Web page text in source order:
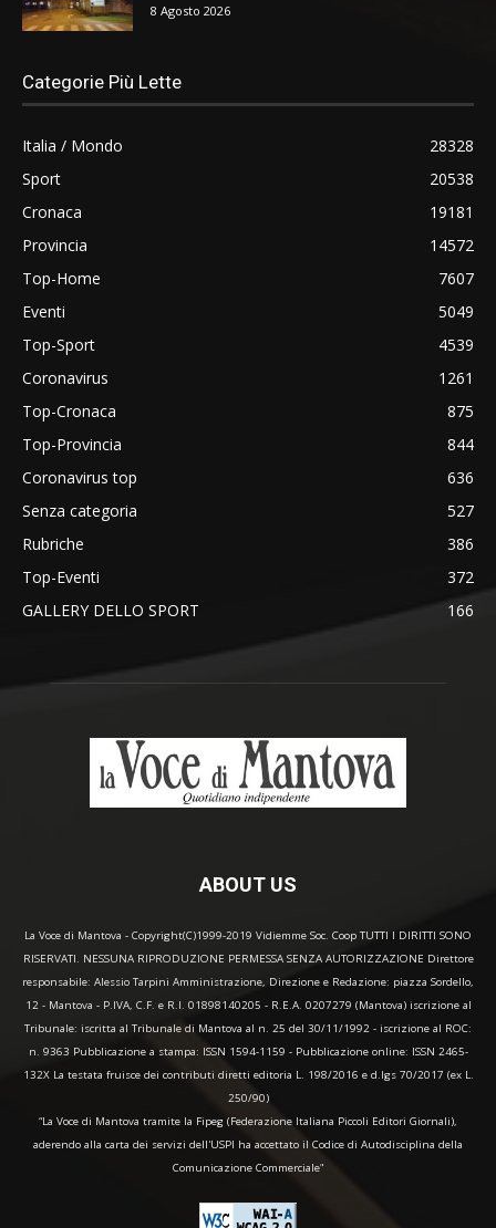
8 Agosto 2026
Categorie Più Lette
Italia / Mondo
28328
Sport
20538
Cronaca
19181
Provincia
14572
Top-Home
7607
Eventi
5049
Top-Sport
4539
Coronavirus
1261
Top-Cronaca
875
Top-Provincia
844
Coronavirus top
636
Senza categoria
527
Rubriche
386
Top-Eventi
372
GALLERY DELLO SPORT
166
ABOUT US
La Voce di Mantova - Copyright(C)1999-2019 Vidiemme Soc. Coop TUTTI I DIRITTI SONO
RISERVATI. NESSUNA RIPRODUZIONE PERMESSA SENZA AUTORIZZAZIONE Direttore
responsabile: Alessio Tarpini Amministrazione, Direzione e Redazione: piazza Sordello,
12 - Mantova - P.IVA, C.F. e R.I. 01898140205 - R.E.A. 0207279 (Mantova) iscrizione al
Tribunale: iscritta al Tribunale di Mantova al n. 25 del 30/11/1992 - iscrizione al ROC:
n. 9363 Pubblicazione a stampa: ISSN 1594-1159 - Pubblicazione online: ISSN 2465-
132X La testata fruisce dei contributi diretti editoria L. 198/2016 e d.lgs 70/2017 (ex L.
250/90)
“La Voce di Mantova tramite la Fipeg (Federazione Italiana Piccoli Editori Giornali),
aderendo alla carta dei servizi dell'USPI ha accettato il Codice di Autodisciplina della
Comunicazione Commerciale"